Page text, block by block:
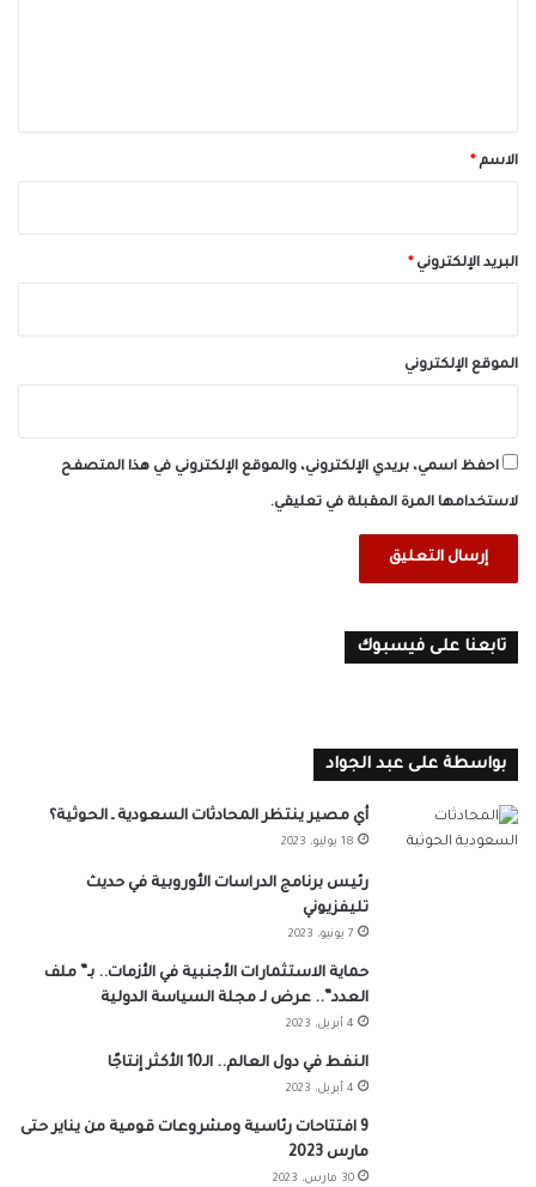
*الاسم*
البريد الإلكتروني*
الموقع الإلكتروني
احفظ اسمي، بريدي الإلكتروني، والموقع الإلكتروني في هذا المتصفح
لاستخدامها المرة المقبلة في تعليقي.
تابعنا على فيسبوك
بواسطة على عبد الجواد
أي مصير ينتظر المحادثات السعودية ـ الحوثية؟
18 يوليو، 2023
رئيس برنامج الدراسات الأوروبية في حديث
تليفزيوني
7 يونيو، 2023
حماية الاستثمارات الأجنبية في الأزمات.. بـ” ملف
العدد”.. عرض لـ مجلة السياسة الدولية
4 أبريل، 2023
النفط في دول العالم.. الـ10 الأكثر إنتاجًا
4 أبريل، 2023
9 افتتاحات رئاسية ومشروعات قومية من يناير حتى
مارس 2023
30 مارس، 2023